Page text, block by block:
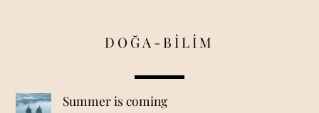
DOĞA-BİLİM
Summer is coming